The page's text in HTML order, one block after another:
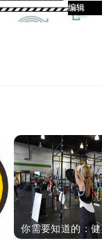
编辑
编辑
编辑
编辑
编辑
编辑
编辑
编辑
编辑
编辑
你需要知道的：